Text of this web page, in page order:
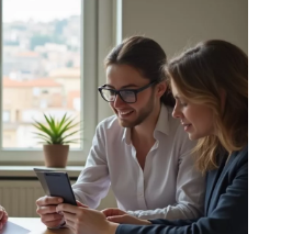
banco y el tipo de hipoteca,
altas desde el Brexit. Es
entidades financieras.
para solicitar una
tu pasaporte, prueba de